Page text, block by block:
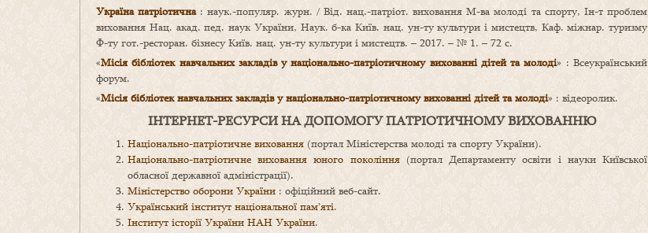
Україна патріотична: наук.-популяр. журн. / Від. нац.-патріот. виховання М-ва молоді та спорту, Ін-т проблем
виховання Нац. акад. пед. наук України, Наук. б-ка Київ. нац. ун-ту культури і мистецтв, Каф. міжнар. туризму
Ф-ту гот.-ресторан. бізнесу Київ. нац. ун-ту культури і мистецтв. – 2017. – № 1. – 72 с.
«Місія бібліотек навчальних закладів у національно-патріотичному вихованні дітей та молоді» : Всеукраїнський
форум.
«Місія бібліотек навчальних закладів у національно-патріотичному вихованні дітей та молоді» : відеоролик.
ІНТЕРНЕТ-РЕСУРСИ НА ДОПОМОГУ ПАТРІОТИЧНОМУ ВИХОВАННЮ
Національно-патріотичне виховання (портал Міністерства молоді та спорту України).
Національно-патріотичне виховання юного покоління(портал Департаменту освіти і науки Київської
обласної державної адміністрації).
Міністерство оборони України : офіційний веб-сайт.
Український інститут національної пам’яті.
Інститут історії України НАН України.